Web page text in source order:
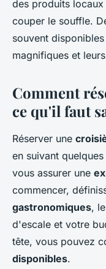
des produits
couper le souffle.
souvent
magnifiques et
Comment
ce qu'il faut
Réserver une
en suivant
vous assurer une
commencer,
gastronomiques,
d'escale et votre
tête, vous pouvez
disponibles.